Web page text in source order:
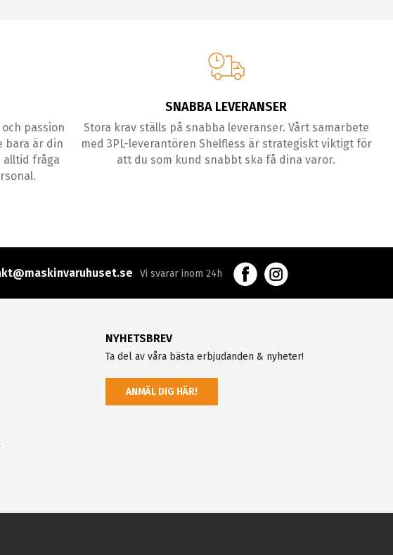
passion
bara är din
alltid fråga
SNABBA LEVERANSER
Stora krav ställs på snabba leveranser. Vårt samarbete
med 3PL-leverantören Shelfless är strategiskt viktigt för
att du som kund snabbt ska få dina varor.
Vi svarar inom 24h
NYHETSBREV
Ta del av våra bästa erbjudanden & nyheter!
ANMÄL DIG HÄR!